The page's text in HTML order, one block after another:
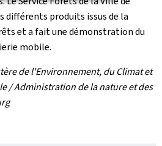
différents produits issus de la
et a fait une démonstration du
mobile.
de l'Environnement, du Climat et
/ Administration de la nature et des